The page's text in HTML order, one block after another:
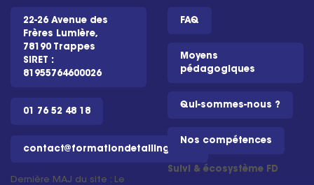
22-26 Avenue des
Frères Lumière,
78190 Trappes
SIRET :
81955764600026
01 76 52 48 18
contact@formationdetailing.com
Dernière MAJ du site : Le
FAQ
Moyens
pédagogiques
Qui-sommes-nous ?
Nos compétences
Suivi & écosystème FD